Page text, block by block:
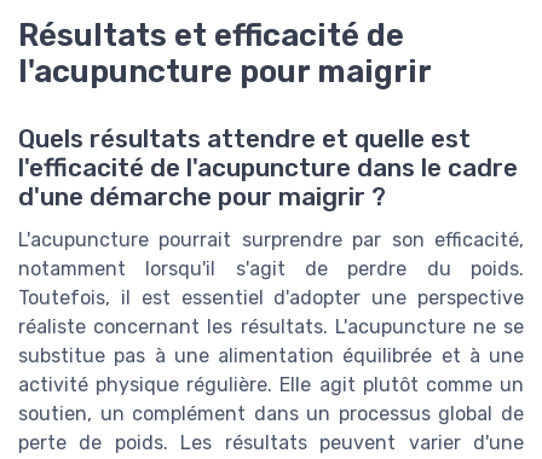
Résultats et efficacité de
l'acupuncture pour maigrir
Quels résultats attendre et quelle est
l'efficacité de l'acupuncture dans le cadre
d'une démarche pour maigrir ?
L'acupuncture pourrait surprendre par son efficacité,
notamment lorsqu'il s'agit de perdre du poids.
Toutefois, il est essentiel d'adopter une perspective
réaliste concernant les résultats. L'acupuncture ne se
substitue pas à une alimentation équilibrée et à une
activité physique régulière. Elle agit plutôt comme un
soutien, un complément dans un processus global de
perte de poids. Les résultats peuvent varier d'une